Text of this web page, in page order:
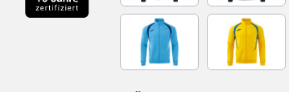
SKY BLUE-NAVY YELLOW-